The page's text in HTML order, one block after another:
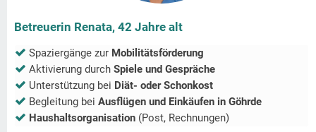
Betreuerin Renata, 42 Jahre alt
Spaziergänge zur Mobilitätsförderung
Aktivierung durch Spiele und Gespräche
Unterstützung bei Diät- oder Schonkost
Begleitung bei Ausflügen und Einkäufen in Göhrde
Haushaltsorganisation (Post, Rechnungen)